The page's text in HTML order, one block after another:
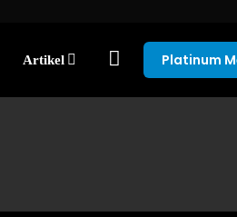
Artikel Platinum